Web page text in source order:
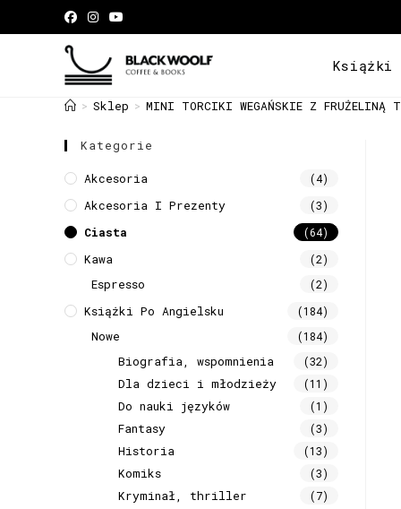
Książki
> Sklep > MINI TORCIKI WEGAŃSKIE Z FRUŻELINĄ
Kategorie
Akcesoria (4)
Akcesoria I Prezenty (3)
Ciasta (64)
Kawa (2)
Espresso (2)
Książki Po Angielsku (184)
Nowe (184)
Biografia, wspomnienia (32)
Dla dzieci i młodzieży (11)
Do nauki języków (1)
Fantasy (3)
Historia (13)
Komiks (3)
Kryminał, thriller (7)